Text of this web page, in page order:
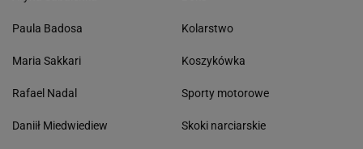
Paula Badosa
Maria Sakkari
Rafael Nadal
Daniił Miedwiediew
Kolarstwo
Koszykówka
Sporty motorowe
Skoki narciarskie